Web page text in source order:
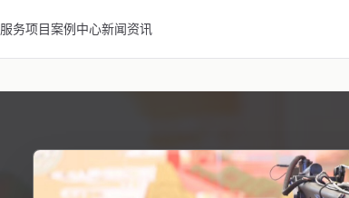
服务项目案例中心新闻资讯